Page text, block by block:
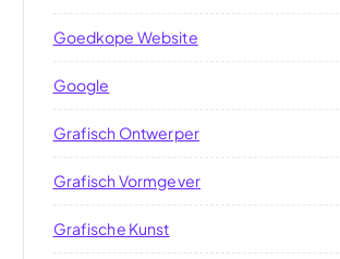
Goedkope Website
Google
Grafisch Ontwerper
Grafisch Vormgever
Grafische Kunst